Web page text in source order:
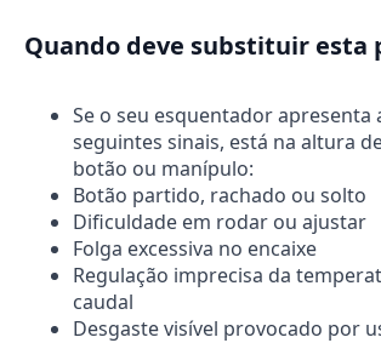
Quando deve substituir esta
Se o seu esquentador apresenta
seguintes sinais, está na altura
botão ou manípulo:
Botão partido, rachado ou solto
Dificuldade em rodar ou ajustar
Folga excessiva no encaixe
Regulação imprecisa da
caudal
Desgaste visível provocado por